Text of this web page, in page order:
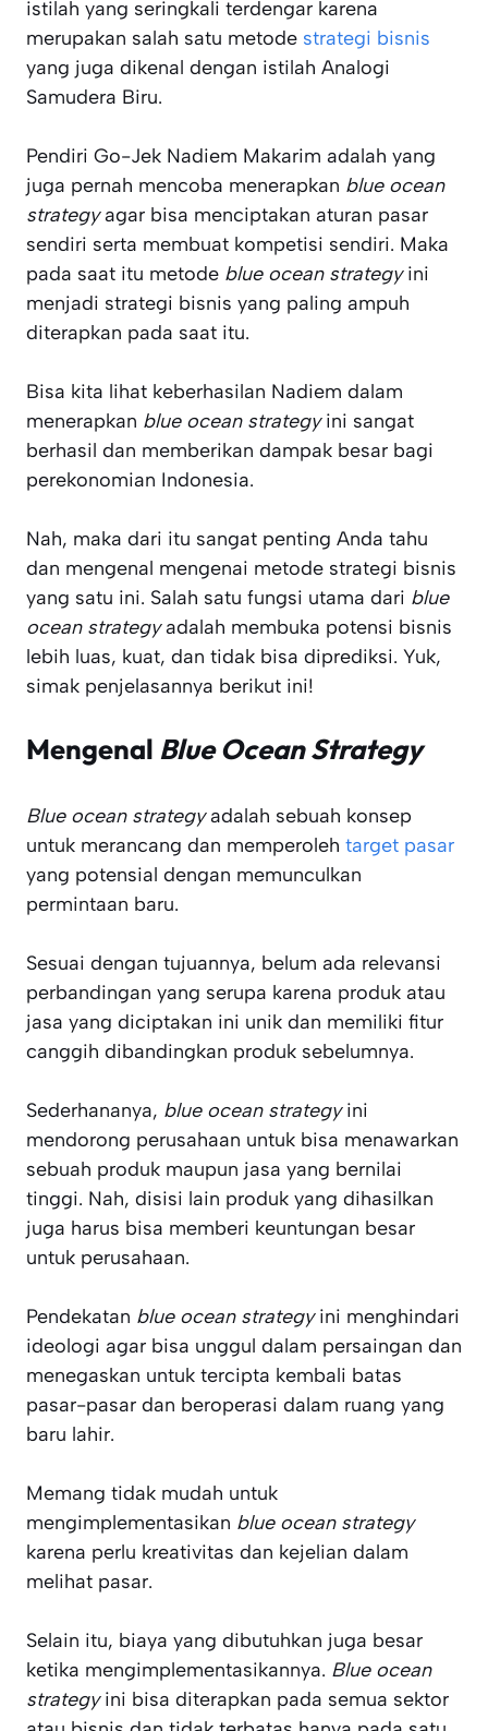
istilah yang seringkali terdengar karena
merupakan salah satu metode strategi bisnis
yang juga dikenal dengan istilah Analogi
Samudera Biru.
Pendiri Go-Jek Nadiem Makarim adalah yang
juga pernah mencoba menerapkan blue ocean
strategyagar bisa menciptakan aturan pasar
sendiri serta membuat kompetisi sendiri. Maka
pada saat itu metode blue ocean strategyini
menjadi strategi bisnis yang paling ampuh
diterapkan pada saat itu.
Bisa kita lihat keberhasilan Nadiem dalam
menerapkan blue ocean strategyini sangat
berhasil dan memberikan dampak besar bagi
perekonomian Indonesia.
Nah, maka dari itu sangat penting Anda tahu
dan mengenal mengenai metode strategi bisnis
yang satu ini. Salah satu fungsi utama dari blue
ocean strategyadalah membuka potensi bisnis
lebih luas, kuat, dan tidak bisa diprediksi. Yuk,
simak penjelasannya berikut ini!
Mengenal Blue Ocean Strategy
Blue ocean strategyadalah sebuah konsep
untuk merancang dan memperoleh target pasar
yang potensial dengan memunculkan
permintaan baru.
Sesuai dengan tujuannya, belum ada relevansi
perbandingan yang serupa karena produk atau
jasa yang diciptakan ini unik dan memiliki fitur
canggih dibandingkan produk sebelumnya.
Sederhananya, blue ocean strategyini
mendorong perusahaan untuk bisa menawarkan
sebuah produk maupun jasa yang bernilai
tinggi. Nah, disisi lain produk yang dihasilkan
juga harus bisa memberi keuntungan besar
untuk perusahaan.
Pendekatan blue ocean strategyini menghindari
ideologi agar bisa unggul dalam persaingan dan
menegaskan untuk tercipta kembali batas
pasar-pasar dan beroperasi dalam ruang yang
baru lahir.
Memang tidak mudah untuk
mengimplementasikan blue ocean strategy
karena perlu kreativitas dan kejelian dalam
melihat pasar.
Selain itu, biaya yang dibutuhkan juga besar
ketika mengimplementasikannya. Blue ocean
strategyini bisa diterapkan pada semua sektor